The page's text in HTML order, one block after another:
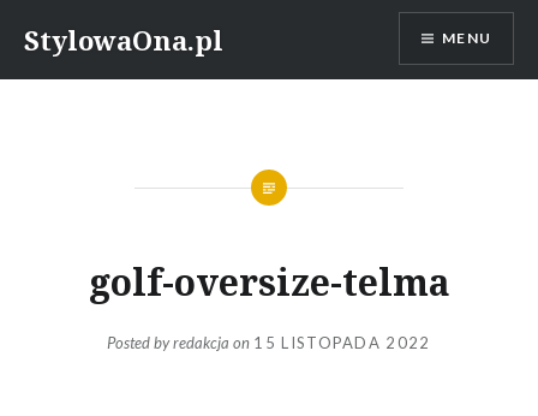
content
StylowaOna.pl MENU
golf-oversize-telma
Posted byredakcja on 15 LISTOPADA 2022